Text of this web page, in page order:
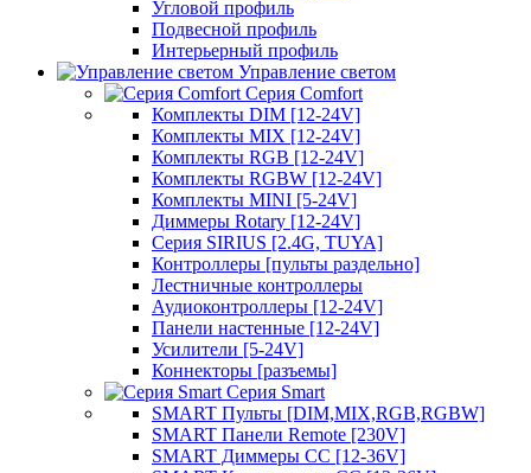
Угловой профиль
Подвесной профиль
Интерьерный профиль
Управление светом
Серия Comfort
Комплекты DIM [12-24V]
Комплекты MIX [12-24V]
Комплекты RGB [12-24V]
Комплекты RGBW [12-24V]
Комплекты MINI [5-24V]
Диммеры Rotary [12-24V]
Серия SIRIUS [2.4G, TUYA]
Контроллеры [пульты раздельно]
Лестничные контроллеры
Аудиоконтроллеры [12-24V]
Панели настенные [12-24V]
Усилители [5-24V]
Коннекторы [разъемы]
Серия Smart
SMART Пульты [DIM,MIX,RGB,RGBW]
SMART Панели Remote [230V]
SMART Диммеры CC [12-36V]